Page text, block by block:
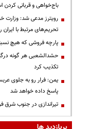
باج‌خواهی و قربانی کردن
رویترز مدعی شد: وزارت
تحریم‌های مرتبط با ایران
پارچه فروشی که هیچ
حشدالشعبی هر گونه
تکذیب کرد
یمن: فرار رو به جلوی
پاسخ داده خواهد شد
تیراندازی در جنوب شرق فرانسه